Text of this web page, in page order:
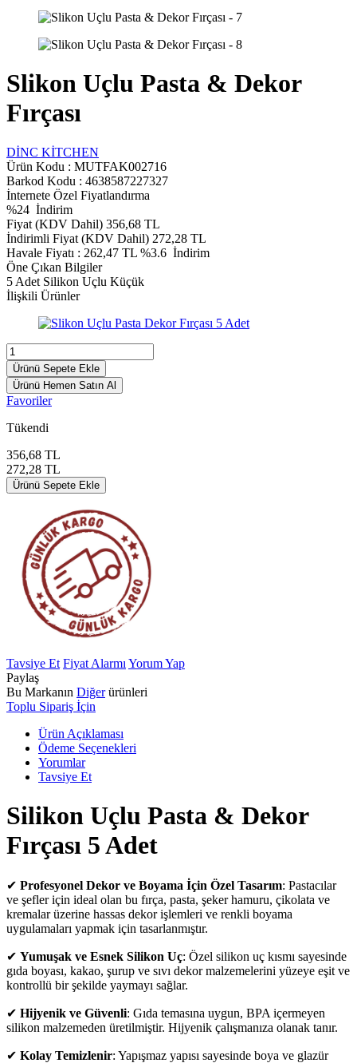
Slikon Uçlu Pasta & Dekor
Fırçası
DİNC KİTCHEN
Ürün Kodu : MUTFAK002716
Barkod Kodu : 4638587227327
İnternete Özel Fiyatlandırma
%24 İndirim
Fiyat (KDV Dahil) 356,68 TL
İndirimli Fiyat (KDV Dahil) 272,28 TL
Havale Fiyatı : 262,47 TL %3.6 İndirim
Öne Çıkan Bilgiler
5 Adet Silikon Uçlu Küçük
İlişkili Ürünler
Ürünü Sepete Ekle
Ürünü Hemen Satın Al
Favoriler
Tükendi
356,68 TL
272,28 TL
Ürünü Sepete Ekle
Tavsiye Et Fiyat Alarmı Yorum Yap
Paylaş
Bu Markanın Diğerürünleri
Toplu Sipariş İçin
Ürün Açıklaması
Ödeme Seçenekleri
Yorumlar
Tavsiye Et
Silikon Uçlu Pasta & Dekor
Fırçası 5 Adet
✔ Profesyonel Dekor ve Boyama İçin Özel Tasarım: Pastacılar
ve şefler için ideal olan bu fırça, pasta, şeker hamuru, çikolata ve
kremalar üzerine hassas dekor işlemleri ve renkli boyama
uygulamaları yapmak için tasarlanmıştır.
✔ Yumuşak ve Esnek Silikon Uç: Özel silikon uç kısmı sayesinde
gıda boyası, kakao, şurup ve sıvı dekor malzemelerini yüzeye eşit ve
kontrollü bir şekilde yaymayı sağlar.
✔ Hijyenik ve Güvenli: Gıda temasına uygun, BPA içermeyen
silikon malzemeden üretilmiştir. Hijyenik çalışmanıza olanak tanır.
✔ Kolay Temizlenir: Yapışmaz yapısı sayesinde boya ve glazür